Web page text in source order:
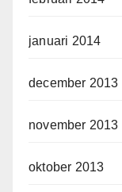
januari 2014
december 2013
november 2013
oktober 2013